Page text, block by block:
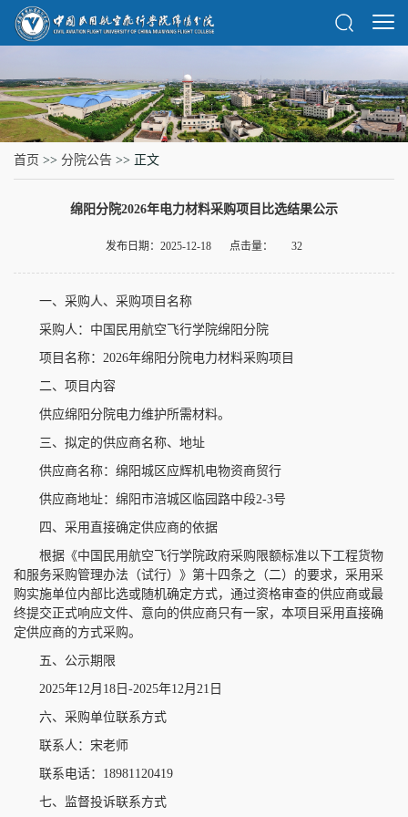
首页 >> 分院公告 >> 正文
绵阳分院2026年电力材料采购项目比选结果公示
发布日期：2025-12-18 点击量： 32
一、采购人、采购项目名称
采购人：中国民用航空飞行学院绵阳分院
项目名称：2026年绵阳分院电力材料采购项目
二、项目内容
供应绵阳分院电力维护所需材料。
三、拟定的供应商名称、地址
供应商名称：绵阳城区应辉机电物资商贸行
供应商地址：绵阳市涪城区临园路中段2-3号
四、采用直接确定供应商的依据
根据《中国民用航空飞行学院政府采购限额标准以下工程货物
和服务采购管理办法（试行）》第十四条之（二）的要求，采用采
购实施单位内部比选或随机确定方式，通过资格审查的供应商或最
终提交正式响应文件、意向的供应商只有一家，本项目采用直接确
定供应商的方式采购。
五、公示期限
2025年12月18日-2025年12月21日
六、采购单位联系方式
联系人：宋老师
联系电话：18981120419
七、监督投诉联系方式